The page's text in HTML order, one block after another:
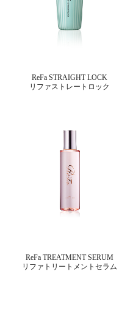
ReFa STRAIGHT LOCK
リファストレートロック
ReFa TREATMENT SERUM
リファトリートメントセラム